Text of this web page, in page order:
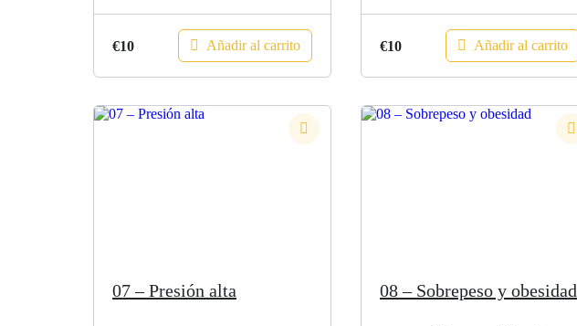
€10 Añadir al carrito €10 Añadir al carrito
07 – Presión alta 08 – Sobrepeso y obesidad